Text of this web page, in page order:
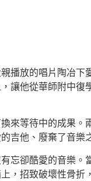
放的唱片陶冶下
讓他從華師附中
來等待中的成果
吉他、廢棄了音樂
卻酷愛的音樂。
，招致破壞性骨